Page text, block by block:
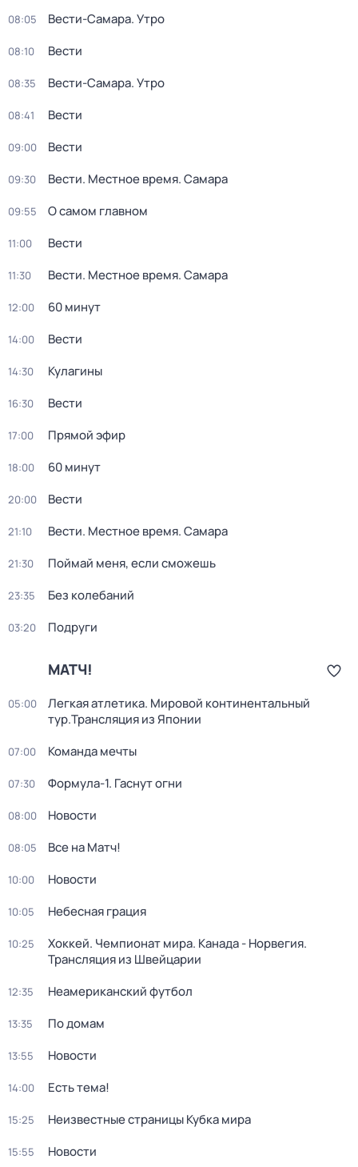
08:05 Вести-Самара. Утро
08:10 Вести
08:35 Вести-Самара. Утро
08:41 Вести
09:00 Вести
09:30 Вести. Местное время. Самара
09:55 О самом главном
11:00 Вести
11:30 Вести. Местное время. Самара
12:00 60 минут
14:00 Вести
14:30 Кулагины
16:30 Вести
17:00 Прямой эфир
18:00 60 минут
20:00 Вести
21:10 Вести. Местное время. Самара
21:30 Поймай меня, если сможешь
23:35 Без колебаний
03:20 Подруги
МАТЧ!
05:00
Легкая атлетика. Мировой континентальный
тур.Трансляция из Японии
07:00 Команда мечты
07:30 Формула-1. Гаснут огни
08:00 Новости
08:05 Все на Матч!
10:00 Новости
10:05 Небесная грация
10:25
Хоккей. Чемпионат мира. Канада - Норвегия.
Трансляция из Швейцарии
12:35 Неамериканский футбол
13:35 По домам
13:55 Новости
14:00 Есть тема!
15:25 Неизвестные страницы Кубка мира
15:55 Новости